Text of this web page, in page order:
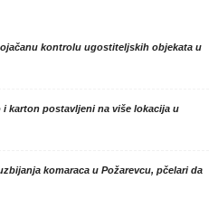
kontrolu ugostiteljskih objekata u
karton postavljeni na više lokacija u
komaraca u Požarevcu, pčelari da